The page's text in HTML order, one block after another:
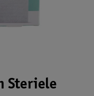
Steriele